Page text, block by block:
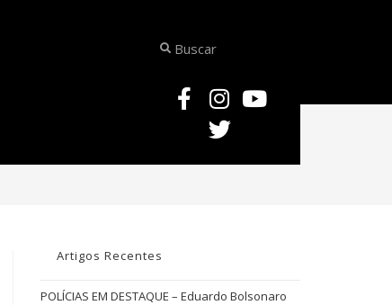
Artigos Recentes
POLÍCIAS EM DESTAQUE – Eduardo Bolsonaro